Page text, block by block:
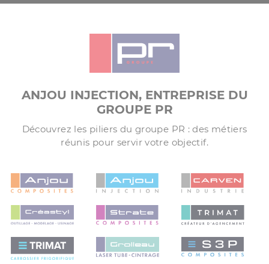
ANJOU INJECTION, ENTREPRISE DU
GROUPE PR
Découvrez les piliers du groupe PR : des métiers
réunis pour servir votre objectif.